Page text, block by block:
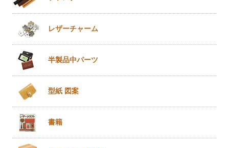
レザーチャーム
半製品中パーツ
型紙 図案
書籍